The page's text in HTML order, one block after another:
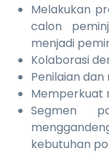
Melakukan
calon
menjadi
Kolaborasi
Penilaian
Memperkuat
Segmen
kebutuhan